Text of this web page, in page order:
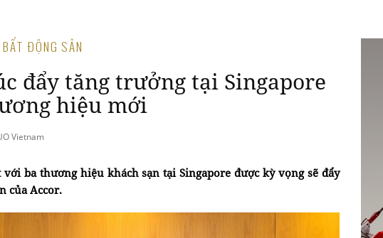
ĐỘNG SẢN
đẩy tăng trưởng tại Singapore
hiệu mới
Vietnam
ba thương hiệu khách sạn tại Singapore được kỳ vọng sẽ đẩy
của Accor.